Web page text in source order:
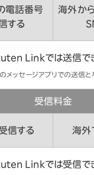
電話番号
する
海外か
Linkでは送信で
メッセージアプリでの送信と
受信料金
信する 海外
Linkでは受信で